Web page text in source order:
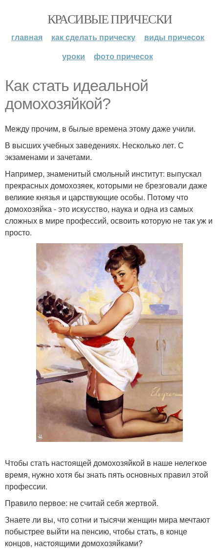
КРАСИВЫЕ ПРИЧЕСКИ
главная как сделать прическу
виды причесок
уроки
фото причесок
Как стать идеальной
домохозяйкой?
Между прочим, в былые времена этому даже учили.
В высших учебных заведениях. Несколько лет. С
экзаменами и зачетами.
Например, знаменитый смольный институт: выпускал
прекрасных домохозяек, которыми не брезговали даже
великие князья и царствующие особы. Потому что
домохозяйка - это искусство, наука и одна из самых
сложных в мире профессий, освоить которую не так уж и
просто.
Чтобы стать настоящей домохозяйкой в наше нелегкое
время, нужно хотя бы знать пять основных правил этой
профессии.
Правило первое: не считай себя жертвой.
Знаете ли вы, что сотни и тысячи женщин мира мечтают
побыстрее выйти на пенсию, чтобы стать, в конце
концов, настоящими домохозяйками?